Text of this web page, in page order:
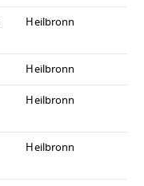
Heilbronn
Heilbronn
Heilbronn
Heilbronn